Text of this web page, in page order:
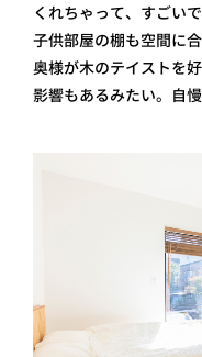
くれちゃって、すごい
子供部屋の棚も空間に
奥様が木のテイストを
影響もあるみたい。自